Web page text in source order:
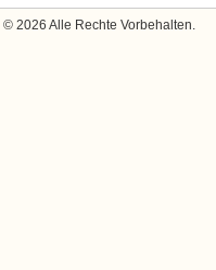
© 2026 Alle Rechte Vorbehalten.